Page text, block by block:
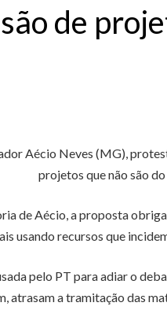
de
Aécio Neves (MG),
projetos que não são
de Aécio, a proposta
usando recursos que
pelo PT para adiar o
atrasam a tramitação das